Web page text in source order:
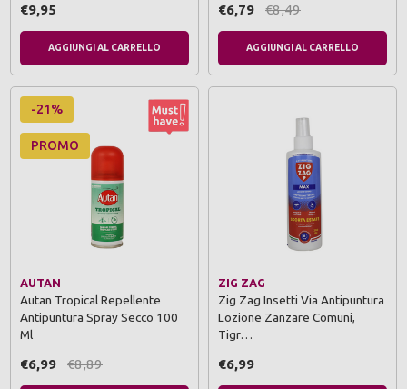
€9,95
AGGIUNGI AL CARRELLO
€6,79 €8,49
AGGIUNGI AL CARRELLO
-21%
PROMO
AUTAN
Autan Tropical Repellente
Antipuntura Spray Secco 100
Ml
€6,99 €8,89
ZIG ZAG
Zig Zag Insetti Via Antipuntura
Lozione Zanzare Comuni,
Tigr…
€6,99